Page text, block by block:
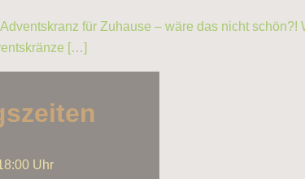
für Zuhause – wäre das nicht
[…]
Uhr